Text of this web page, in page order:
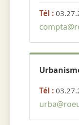
Tél :
Tél :